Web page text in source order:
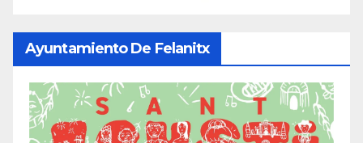
Ayuntamiento De Felanitx